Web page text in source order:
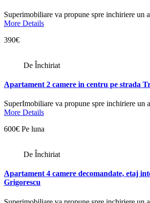
Superimobiliare va propune spre inchiriere un
More Details
390€
De Închiriat
Apartament 2 camere in centru pe strada
SuperImobiliare va propune spre inchiriere un
More Details
600€ Pe luna
De Închiriat
Apartament 4 camere decomandate, etaj
Grigorescu